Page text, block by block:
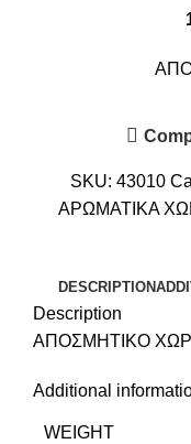
SKU: 43010
ΑΡΩΜΑΤΙΚΑ
DESCRIPTION
Description
ΑΠΟΣΜΗΤΙΚΟ
Additional
WEIGHT